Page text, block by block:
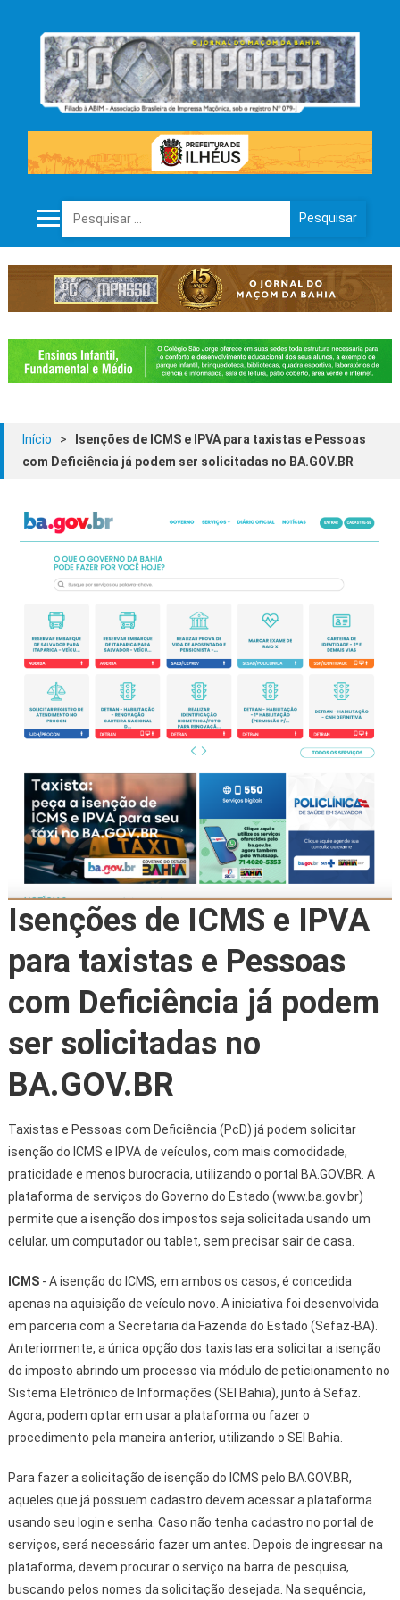
Pesquisar por:
Início >
Isenções de ICMS e IPVA para taxistas e Pessoas
com Deficiência já podem ser solicitadas no BA.GOV.BR
Isenções de ICMS e IPVA
para taxistas e Pessoas
com Deficiência já podem
ser solicitadas no
BA.GOV.BR
Taxistas e Pessoas com Deficiência (PcD) já podem solicitar
isenção do ICMS e IPVA de veículos, com mais comodidade,
praticidade e menos burocracia, utilizando o portal BA.GOV.BR. A
plataforma de serviços do Governo do Estado (www.ba.gov.br)
permite que a isenção dos impostos seja solicitada usando um
celular, um computador ou tablet, sem precisar sair de casa.
ICMS - A isenção do ICMS, em ambos os casos, é concedida
apenas na aquisição de veículo novo. A iniciativa foi desenvolvida
em parceria com a Secretaria da Fazenda do Estado (Sefaz-BA).
Anteriormente, a única opção dos taxistas era solicitar a isenção
do imposto abrindo um processo via módulo de peticionamento no
Sistema Eletrônico de Informações (SEI Bahia), junto à Sefaz.
Agora, podem optar em usar a plataforma ou fazer o
procedimento pela maneira anterior, utilizando o SEI Bahia.
Para fazer a solicitação de isenção do ICMS pelo BA.GOV.BR,
aqueles que já possuem cadastro devem acessar a plataforma
usando seu login e senha. Caso não tenha cadastro no portal de
serviços, será necessário fazer um antes. Depois de ingressar na
plataforma, devem procurar o serviço na barra de pesquisa,
buscando pelos nomes da solicitação desejada. Na sequência,